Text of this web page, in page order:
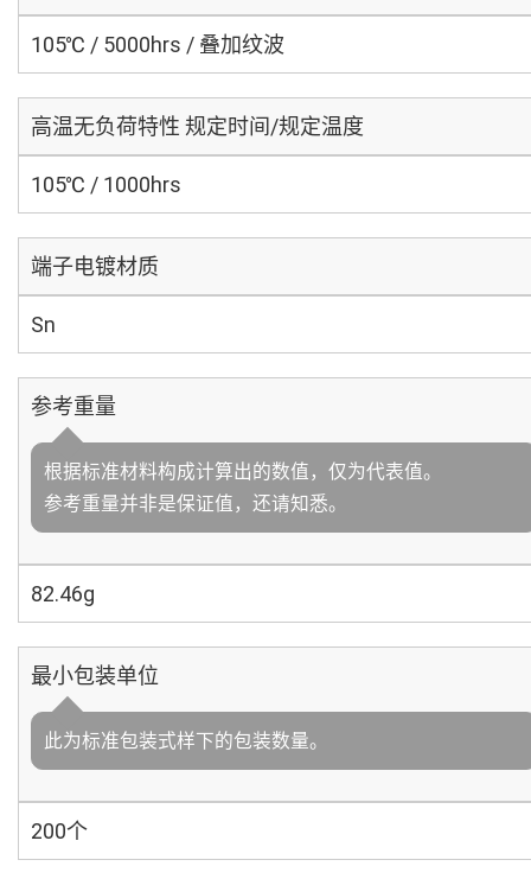
105℃ / 5000hrs / 叠加纹波
高温无负荷特性 规定时间/规定温度
105℃ / 1000hrs
端子电镀材质
Sn
参考重量
根据标准材料构成计算出的数值，仅为代表值。
参考重量并非是保证值，还请知悉。
82.46g
最小包装单位
此为标准包装式样下的包装数量。
200个